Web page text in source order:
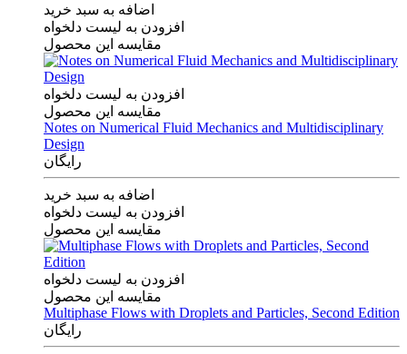
اضافه به سبد خرید
افزودن به لیست دلخواه
مقایسه این محصول
افزودن به لیست دلخواه
مقایسه این محصول
Notes on Numerical Fluid Mechanics and Multidisciplinary
Design
رایگان
اضافه به سبد خرید
افزودن به لیست دلخواه
مقایسه این محصول
افزودن به لیست دلخواه
مقایسه این محصول
Multiphase Flows with Droplets and Particles, Second Edition
رایگان